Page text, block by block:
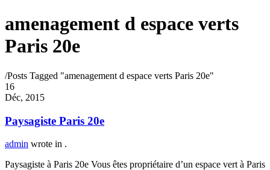
amenagement d espace verts
Paris 20e
/Posts Tagged "amenagement d espace verts Paris 20e"
16
Déc, 2015
Paysagiste Paris 20e
admin wrote in .
Paysagiste à Paris 20e Vous êtes propriétaire d’un espace vert à Paris